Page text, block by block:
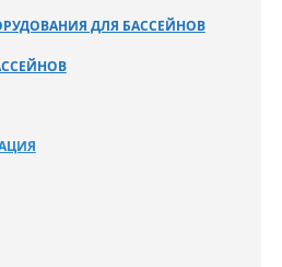
ДЛЯ БАССЕЙНОВ